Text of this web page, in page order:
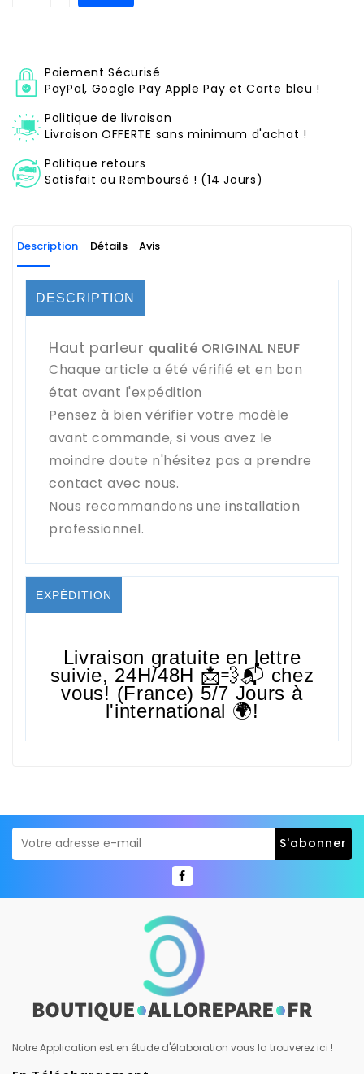
Paiement Sécurisé
PayPal, Google Pay Apple Pay et Carte bleu !
Politique de livraison
Livraison OFFERTE sans minimum d'achat !
Politique retours
Satisfait ou Remboursé ! (14 Jours)
Description Détails Avis
DESCRIPTION
Haut parleur qualité ORIGINAL NEUF
Chaque article a été vérifié et en bon
état avant l'expédition
Pensez à bien vérifier votre modèle
avant commande, si vous avez le
moindre doute n'hésitez pas a prendre
contact avec nous.
Nous recommandons une installation
professionnel.
EXPÉDITION
Livraison gratuite en lettre
suivie, 24H/48H 📩💨📬 chez
vous! (France) 5/7 Jours à
l'international 🌍!
Notre Application est en étude d'élaboration vous la trouverez ici !